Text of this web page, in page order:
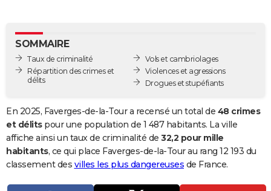
GUIDES D'ACHAT
BONS PLANS
Carte de Noël
Carte Bonne année
Carte Saint-Valentin
Carte Pâques
Carte d'anniversaire
DICTIONNAIRE
Dictionnaire
Biographies
Citations
Expressions
Proverbes
PROGRAMME TV
COPAINS D'AVANT
S'inscrire
Se connecter
Lycées
Collèges
Primaires
Universités
Entreprises
Service militaire
Avis de recherche
AVIS DE DÉCÈS
SOMMAIRE
Taux de criminalité
Répartition des crimes et
délits
Vols et cambriolages
Violences et agressions
Drogues et stupéfiants
En 2025, Faverges-de-la-Tour a recensé un total de 48 crimes
et délitspour une population de 1 487 habitants. La ville
affiche ainsi un taux de criminalité de 32,2 pour mille
habitants, ce qui place Faverges-de-la-Tour au rang 12 193 du
classement des villes les plus dangereuses de France.